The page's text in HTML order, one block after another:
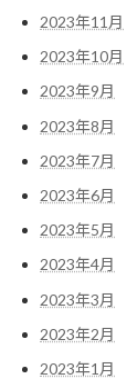
2023年11月
2023年10月
2023年9月
2023年8月
2023年7月
2023年6月
2023年5月
2023年4月
2023年3月
2023年2月
2023年1月